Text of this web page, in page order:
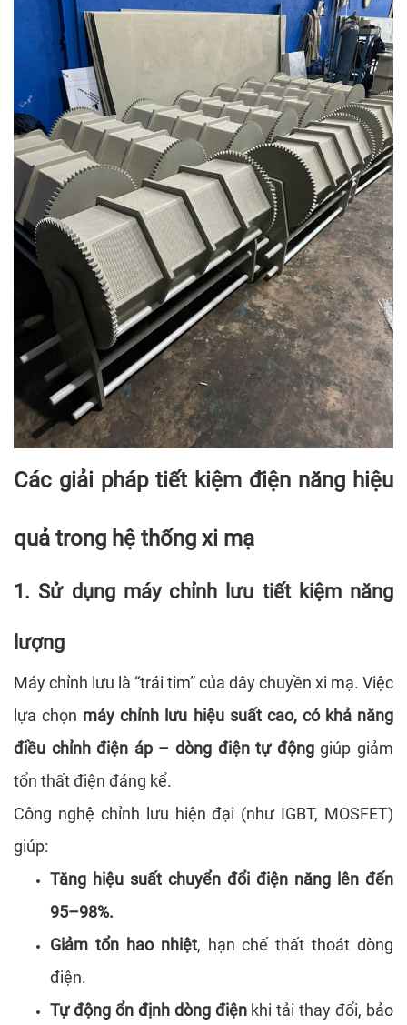
Các giải pháp tiết kiệm điện năng hiệu
quả trong hệ thống xi mạ
1. Sử dụng máy chỉnh lưu tiết kiệm năng
lượng
Máy chỉnh lưu là “trái tim” của dây chuyền xi mạ. Việc
lựa chọn máy chỉnh lưu hiệu suất cao, có khả năng
điều chỉnh điện áp – dòng điện tự độnggiúp giảm
tổn thất điện đáng kể.
Công nghệ chỉnh lưu hiện đại (như IGBT, MOSFET)
giúp:
Tăng hiệu suất chuyển đổi điện năng lên đến
95–98%.
Giảm tổn hao nhiệt, hạn chế thất thoát dòng
điện.
Tự động ổn định dòng điệnkhi tải thay đổi, bảo